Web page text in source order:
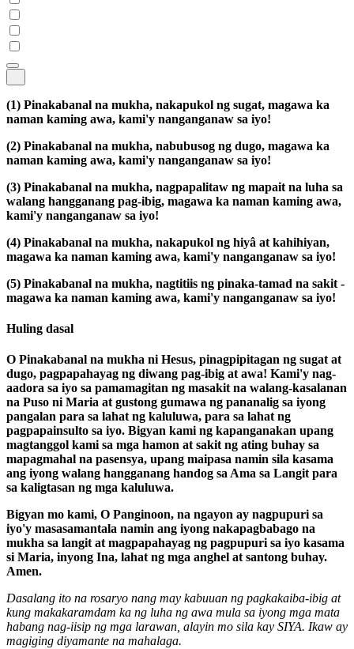
(1) Pinakabanal na mukha, nakapukol ng sugat, magawa ka
naman kaming awa, kami'y nanganganaw sa iyo!
(2) Pinakabanal na mukha, nabubusog ng dugo, magawa ka
naman kaming awa, kami'y nanganganaw sa iyo!
(3) Pinakabanal na mukha, nagpapalitaw ng mapait na luha sa
walang hangganang pag-ibig, magawa ka naman kaming awa,
kami'y nanganganaw sa iyo!
(4) Pinakabanal na mukha, nakapukol ng hiyâ at kahihiyan,
magawa ka naman kaming awa, kami'y nanganganaw sa iyo!
(5) Pinakabanal na mukha, nagtitiis ng pinaka-tamad na sakit -
magawa ka naman kaming awa, kami'y nanganganaw sa iyo!
Huling dasal
O Pinakabanal na mukha ni Hesus, pinagpipitagan ng sugat at
dugo, pagpapahayag ng diwang pag-ibig at awa! Kami'y nag-
aadora sa iyo sa pamamagitan ng masakit na walang-kasalanan
na Puso ni Maria at gustong gumawa ng pananalig sa iyong
pangalan para sa lahat ng kaluluwa, para sa lahat ng
pagpapainsulto sa iyo. Bigyan kami ng kapanganakan upang
magtanggol kami sa mga hamon at sakit ng ating buhay sa
mapagmahal na pasensya, upang maipasa namin sila kasama
ang iyong walang hangganang handog sa Ama sa Langit para
sa kaligtasan ng mga kaluluwa.
Bigyan mo kami, O Panginoon, na ngayon ay nagpupuri sa
iyo'y masasamantala namin ang iyong nakapagbabago na
mukha sa langit at magpapahayag ng pagpupuri sa iyo kasama
si Maria, inyong Ina, lahat ng mga anghel at santong buhay.
Amen.
Dasalang ito na rosaryo nang may kabuuan ng pagkakaiba-ibig at
kung makakaramdam ka ng luha ng awa mula sa iyong mga mata
habang nag-iisip ng mga larawan, alayin mo sila kay SIYA. Ikaw ay
magiging diyamante na mahalaga.